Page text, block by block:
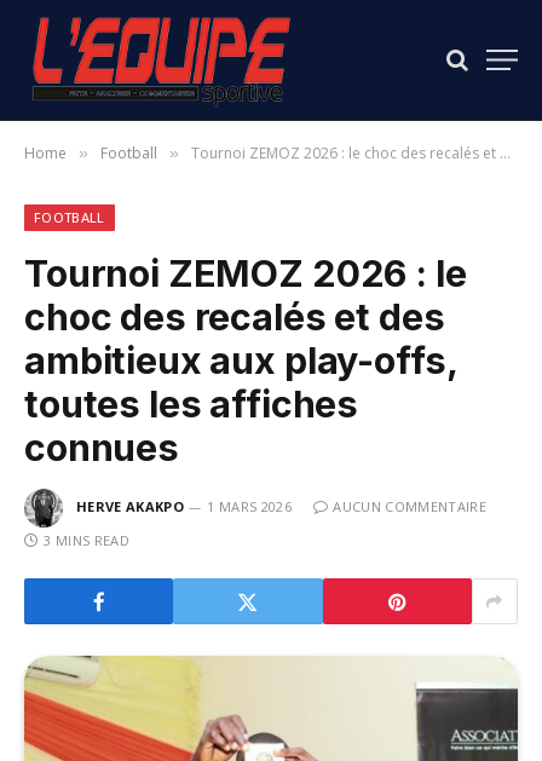
Home » Football » Tournoi ZEMOZ 2026 : le choc des recalés et des ambitieux aux play-offs, toutes les affiches connues
FOOTBALL
Tournoi ZEMOZ 2026 : le
choc des recalés et des
ambitieux aux play-offs,
toutes les affiches
connues
HERVE AKAKPO 1 MARS 2026
AUCUN COMMENTAIRE
3 MINS READ